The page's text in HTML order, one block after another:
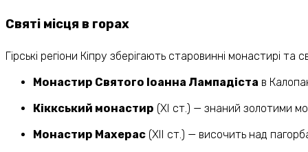
Святі місця в горах
Гірські регіони Кіпру зберігають старовинні монастирі та
Монастир Святого Іоанна Лампадіста в
Кіккський монастир (XI ст.) — знаний золотими
Монастир Махерас (XII ст.) — височить над